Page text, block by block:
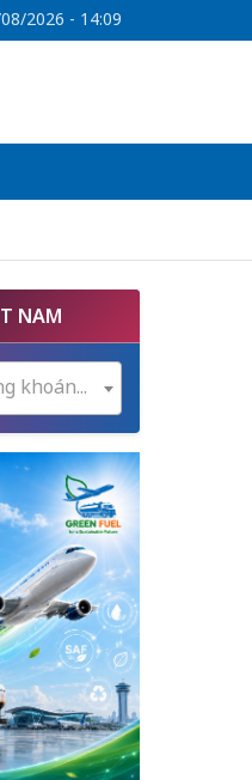
2026 - 14:09
NAM
khoán...